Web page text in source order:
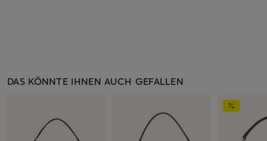
DAS KÖNNTE IHNEN AUCH GEFALLEN